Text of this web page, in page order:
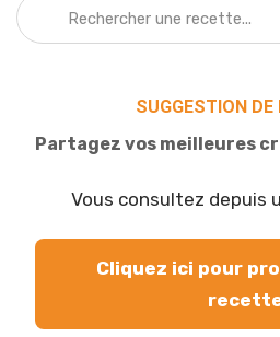
SUGGESTION DE
Partagez vos meilleures
Vous consultez depuis
Cliquez ici pour